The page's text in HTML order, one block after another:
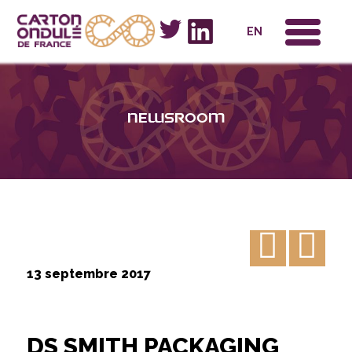
EN
Newsroom
13 septembre 2017
DS SMITH PACKAGING